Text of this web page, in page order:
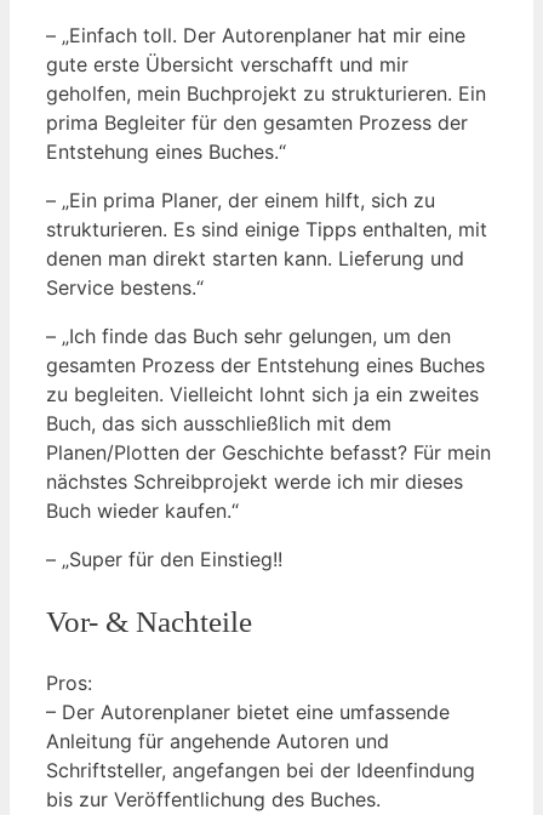
– „Einfach toll. Der Autorenplaner hat mir eine
gute erste Übersicht verschafft und mir
geholfen, mein Buchprojekt zu strukturieren. Ein
prima Begleiter für den gesamten Prozess der
Entstehung eines Buches.“
– „Ein prima Planer, der einem hilft, sich zu
strukturieren. Es sind einige Tipps enthalten, mit
denen man direkt starten kann. Lieferung und
Service bestens.“
– „Ich finde das Buch sehr gelungen, um den
gesamten Prozess der Entstehung eines Buches
zu begleiten. Vielleicht lohnt sich ja ein zweites
Buch, das sich ausschließlich mit dem
Planen/Plotten der Geschichte befasst? Für mein
nächstes Schreibprojekt werde ich mir dieses
Buch wieder kaufen.“
– „Super für den Einstieg!!
Vor- & Nachteile
Pros:
– Der Autorenplaner bietet eine umfassende
Anleitung für angehende Autoren und
Schriftsteller, angefangen bei der Ideenfindung
bis zur Veröffentlichung des Buches.